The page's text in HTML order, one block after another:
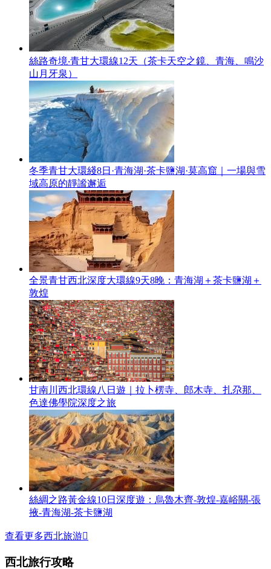
絲路奇境‧青甘大環線12天（茶卡天空之鏡、青海、鳴沙
山月牙泉）
冬季青甘大環綫8日·青海湖·茶卡鹽湖·莫高窟｜一場與雪
域高原的靜謐邂逅
全景青甘西北深度大環線9天8晚：青海湖＋茶卡鹽湖＋
敦煌
甘南川西北環線八日遊｜拉卜楞寺、郎木寺、扎尕那、
色達佛學院深度之旅
絲綢之路黃金線10日深度遊：烏魯木齊-敦煌-嘉峪關-張
掖-青海湖-茶卡鹽湖
查看更多西北旅游
西北旅行攻略